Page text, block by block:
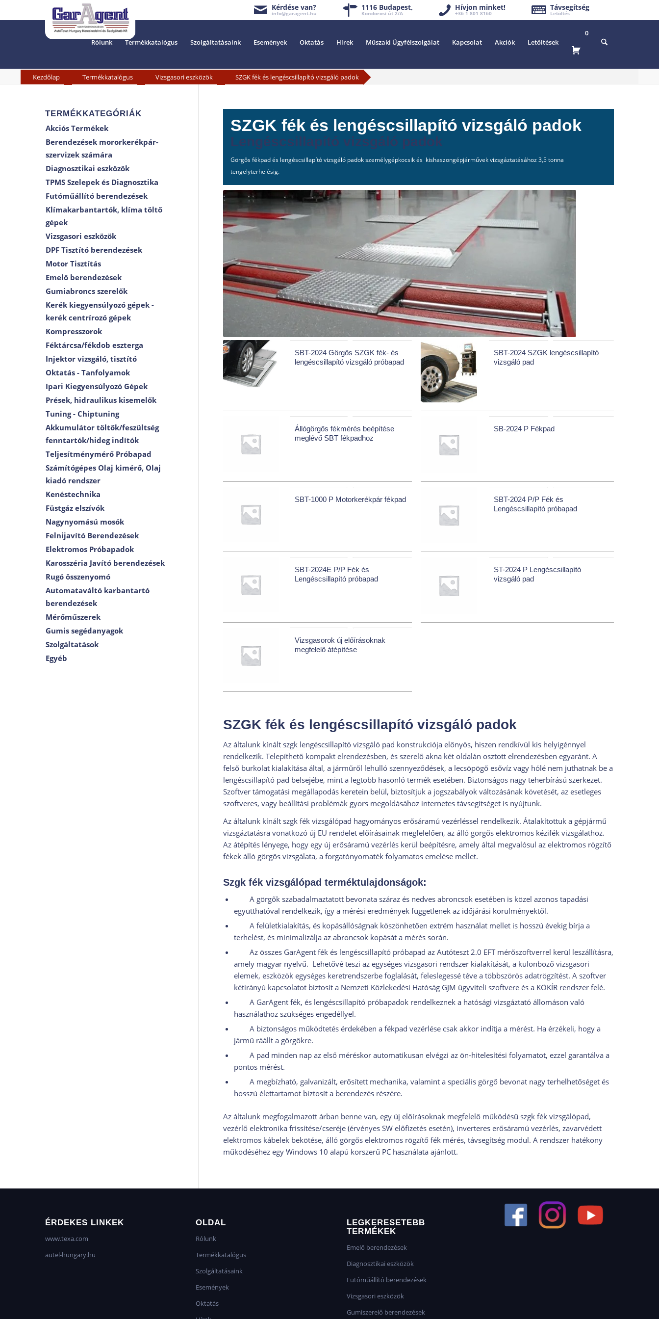
Kérdése van?
info@garagent.hu
1116 Budapest,
Kondorosi út 2/A
Hívjon minket!
+36 1 801 8160
Távsegítség
Letöltés
Rólunk Termékkatalógus Szolgáltatásaink Események Oktatás Hírek Műszaki Ügyfélszolgálat Kapcsolat Akciók Letöltések
0
Kezdőlap Termékkatalógus Vizsgasori eszközök SZGK fék és lengéscsillapító vizsgáló padok
SZGK fék és lengéscsillapító vizsgáló padok
Lengéscsillapító vizsgáló padok
Görgős fékpad és lengéscsillapító vizsgáló padok személygépkocsik és kishaszongépjárművek vizsgáztatásához 3,5 tonna
tengelyterhelésig.
SBT-2024 Görgős SZGK fék- és
lengéscsillapító vizsgáló próbapad
SBT-2024 SZGK lengéscsillapító
vizsgáló pad
Állógörgős fékmérés beépítése
meglévő SBT fékpadhoz
SB-2024 P Fékpad
SBT-1000 P Motorkerékpár fékpad
SBT-2024 P/P Fék és
Lengéscsillapító próbapad
SBT-2024E P/P Fék és
Lengéscsillapító próbapad
ST-2024 P Lengéscsillapító
vizsgáló pad
Vizsgasorok új előírásoknak
megfelelő átépítése
SZGK fék és lengéscsillapító vizsgáló padok
Az általunk kínált szgk lengéscsillapító vizsgáló pad konstrukciója előnyös, hiszen rendkívül kis helyigénnyel
rendelkezik. Telepíthető kompakt elrendezésben, és szerelő akna két oldalán osztott elrendezésben egyaránt. A
felső burkolat kialakítása által, a járműről lehulló szennyeződések, a lecsöpögő esővíz vagy hólé nem juthatnak be a
lengéscsillapító pad belsejébe, mint a legtöbb hasonló termék esetében. Biztonságos nagy teherbírású szerkezet.
Szoftver támogatási megállapodás keretein belül, biztosítjuk a jogszabályok változásának követését, az esetleges
szoftveres, vagy beállítási problémák gyors megoldásához internetes távsegítséget is nyújtunk.
Az általunk kínált szgk fék vizsgálópad hagyományos erősáramú vezérléssel rendelkezik. Átalakítottuk a gépjármű
vizsgáztatásra vonatkozó új EU rendelet előírásainak megfelelően, az álló görgős elektromos kézifék vizsgálathoz.
Az átépítés lényege, hogy egy új erősáramú vezérlés kerül beépítésre, amely által megvalósul az elektromos rögzítő
fékek álló görgős vizsgálata, a forgatónyomaték folyamatos emelése mellet.
Szgk fék vizsgálópad terméktulajdonságok:
A görgők szabadalmaztatott bevonata száraz és nedves abroncsok esetében is közel azonos tapadási
együtthatóval rendelkezik, így a mérési eredmények függetlenek az időjárási körülményektől.
A felületkialakítás, és kopásállóságnak köszönhetően extrém használat mellet is hosszú évekig bírja a
terhelést, és minimalizálja az abroncsok kopását a mérés során.
Az összes GarAgent fék és lengéscsillapító próbapad az Autóteszt 2.0 EFT mérőszoftverrel kerül leszállításra,
amely magyar nyelvű. Lehetővé teszi az egységes vizsgasori rendszer kialakítását, a különböző vizsgasori
elemek, eszközök egységes keretrendszerbe foglalását, feleslegessé téve a többszörös adatrögzítést. A szoftver
kétirányú kapcsolatot biztosít a Nemzeti Közlekedési Hatóság GJM ügyviteli szoftvere és a KÖKÍR rendszer felé.
A GarAgent fék, és lengéscsillapító próbapadok rendelkeznek a hatósági vizsgáztató állomáson való
használathoz szükséges engedéllyel.
A biztonságos működtetés érdekében a fékpad vezérlése csak akkor indítja a mérést. Ha érzékeli, hogy a
jármű ráállt a görgőkre.
A pad minden nap az első méréskor automatikusan elvégzi az ön-hitelesítési folyamatot, ezzel garantálva a
pontos mérést.
A megbízható, galvanizált, erősített mechanika, valamint a speciális görgő bevonat nagy terhelhetőséget és
hosszú élettartamot biztosít a berendezés részére.
Az általunk megfogalmazott árban benne van, egy új előírásoknak megfelelő működésű szgk fék vizsgálópad,
vezérlő elektronika frissítése/cseréje (érvényes SW előfizetés esetén), inverteres erősáramú vezérlés, zavarvédett
elektromos kábelek bekötése, álló görgős elektromos rögzítő fék mérés, távsegítség modul. A rendszer hatékony
működéséhez egy Windows 10 alapú korszerű PC használata ajánlott.
TERMÉKKATEGÓRIÁK
Akciós Termékek
Berendezések mororkerékpár-
szervizek számára
Diagnosztikai eszközök
TPMS Szelepek és Diagnosztika
Futóműállító berendezések
Klímakarbantartók, klíma töltő
gépek
Vizsgasori eszközök
DPF Tisztító berendezések
Motor Tisztítás
Emelő berendezések
Gumiabroncs szerelők
Kerék kiegyensúlyozó gépek -
kerék centrírozó gépek
Kompresszorok
Féktárcsa/fékdob eszterga
Injektor vizsgáló, tisztító
Oktatás - Tanfolyamok
Ipari Kiegyensúlyozó Gépek
Prések, hidraulikus kisemelők
Tuning - Chiptuning
Akkumulátor töltők/feszültség
fenntartók/hideg indítók
Teljesítménymérő Próbapad
Számítógépes Olaj kimérő, Olaj
kiadó rendszer
Kenéstechnika
Füstgáz elszívók
Nagynyomású mosók
Felnijavító Berendezések
Elektromos Próbapadok
Karosszéria Javító berendezések
Rugó összenyomó
Automataváltó karbantartó
berendezések
Mérőműszerek
Gumis segédanyagok
Szolgáltatások
Egyéb
ÉRDEKES LINKEK
www.texa.com
autel-hungary.hu
OLDAL
Rólunk
Termékkatalógus
Szolgáltatásaink
Események
Oktatás
LEGKERESETEBB
TERMÉKEK
Emelő berendezések
Diagnosztikai eszközök
Futóműállító berendezések
Vizsgasori eszközök
Gumiszerelő berendezések